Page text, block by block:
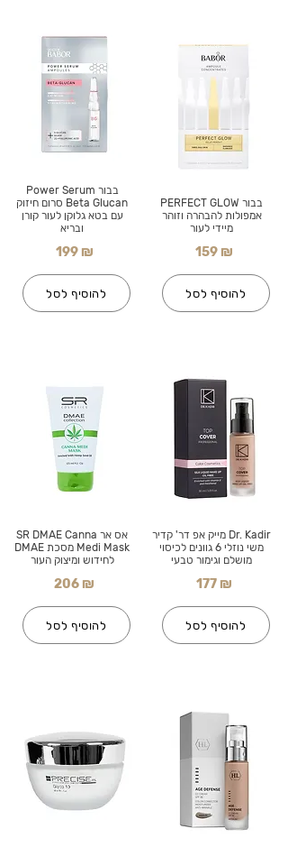
בבור Power Serum
Beta Glucan סרום חיזוק
עם בטא גלוקן לעור קורן
ובריא
199 ₪
להוסיף לסל
אס אר SR DMAE Canna
Medi Mask מסכת DMAE
לחידוש ומיצוק העור
206 ₪
להוסיף לסל
בבור PERFECT GLOW
אמפולות להבהרה וזוהר
מיידי לעור
159 ₪
להוסיף לסל
Dr. Kadir מייק אפ דר' קדיר
משי נוזלי 6 גוונים לכיסוי
מושלם וגימור טבעי
177 ₪
להוסיף לסל